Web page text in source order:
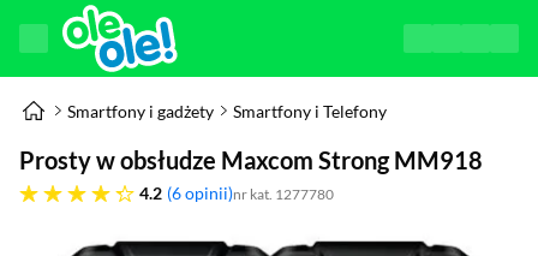
Smartfony i gadżety Smartfony i Telefony
Prosty w obsłudze Maxcom Strong MM918
4.2
4.2 gwiazdek 6 opinii nr kat. 1277780